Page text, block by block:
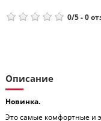
0/5-0
Описание
Новинка.
Это самые комфортные и